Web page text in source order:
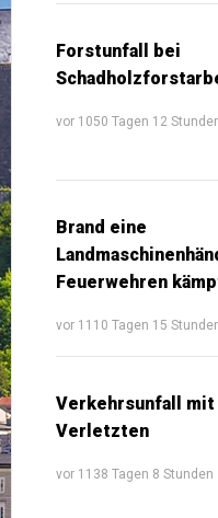
Forstunfall bei
vor 1050 Tagen 12
Brand eine
Feuerwehren
vor 1110 Tagen 15
Verkehrsunfall mit
Verletzten
vor 1138 Tagen 8 Stunden